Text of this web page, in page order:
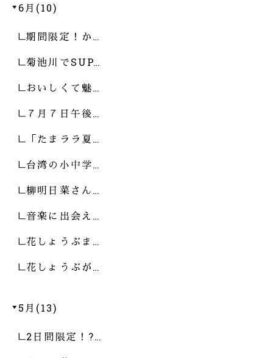
6月(10)
期間限定！か…
菊池川でSUP…
おいしくて魅…
７月７日午後…
「たまララ夏…
台湾の小中学…
柳明日菜さん…
音楽に出会え…
花しょうぶま…
花しょうぶが…
5月(13)
2日間限定！?…